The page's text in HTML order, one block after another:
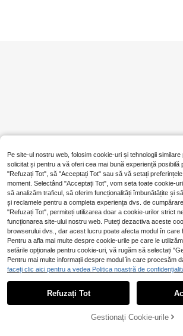
Pe site-ul nostru web, folosim cookie-uri și tehnologii
solicitat și pentru a vă oferi cea mai bună experiență posibilă
"Refuzați Tot", să "Acceptați Tot" sau să vă setați
moment. Selectând "Acceptați Tot", vom seta toate cookie-
să analizăm traficul, să oferim funcționalități îmbunătățite și
și reclamele pentru a completa experiența dvs. de
"Refuzați Tot", permiteți utilizarea doar a cookie-urilor strict
funcționarea site-ului nostru web. Puteți dezactiva aceste
browserului dvs., dar acest lucru poate afecta modul în care
Pentru a afla mai multe despre cookie-urile pe care le
setările opționale pentru cookie-uri, vă rugăm să selectați
Pentru mai multe informații despre modul în care procesăm
faceți clic aici pentru a vedea Politica noastră de
Refuzați Tot
Gestionați Cookie-urile